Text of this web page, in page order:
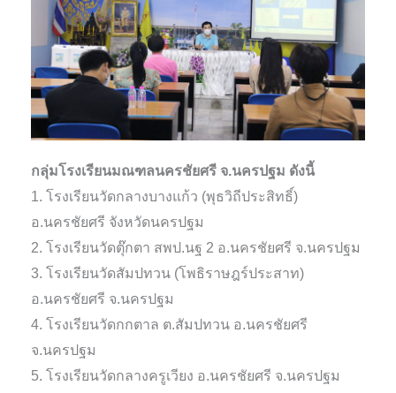
กลุ่มโรงเรียนมณฑลนครชัยศรี จ.นครปฐม ดังนี้
1. โรงเรียนวัดกลางบางแก้ว (พุธวิถีประสิทธิ์)
อ.นครชัยศรี จังหวัดนครปฐม
2. โรงเรียนวัดตุ๊กตา สพป.นฐ 2 อ.นครชัยศรี จ.นครปฐม
3. โรงเรียนวัดสัมปทวน (โพธิราษฎร์ประสาท)
อ.นครชัยศรี จ.นครปฐม
4. โรงเรียนวัดกกตาล ต.สัมปทวน อ.นครชัยศรี
จ.นครปฐม
5. โรงเรียนวัดกลางครูเวียง อ.นครชัยศรี จ.นครปฐม